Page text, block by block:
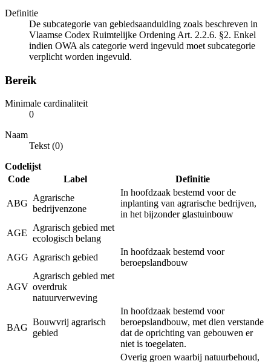
Definitie
De subcategorie van gebiedsaanduiding zoals beschreven in
Vlaamse Codex Ruimtelijke Ordening Art. 2.2.6. §2. Enkel
indien OWA als categorie werd ingevuld moet subcategorie
verplicht worden ingevuld.
Bereik
Minimale cardinaliteit
0
Naam
Tekst (0)
Codelijst
Code
Label Definitie
ABG
Agrarische
bedrijvenzone
In hoofdzaak bestemd voor de
inplanting van agrarische bedrijven,
in het bijzonder glastuinbouw
AGE
Agrarisch gebied met
ecologisch belang
AGG Agrarisch gebied
In hoofdzaak bestemd voor
beroepslandbouw
AGV
Agrarisch gebied met
overdruk
natuurverweving
BAG
Bouwvrij agrarisch
gebied
In hoofdzaak bestemd voor
beroepslandbouw, met dien verstande
dat de oprichting van gebouwen er
niet is toegelaten.
Overig groen waarbij natuurbehoud,